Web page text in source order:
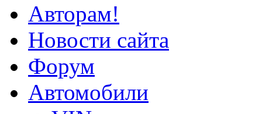
Авторам!
Новости сайта
Форум
Автомобили